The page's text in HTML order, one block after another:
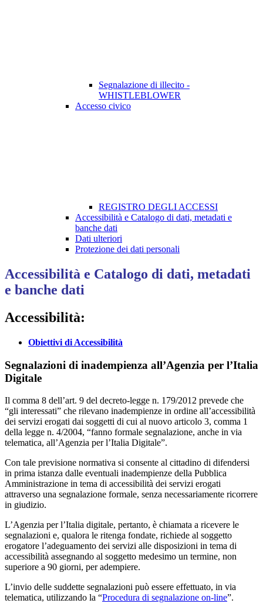
Segnalazione di illecito -
WHISTLEBLOWER
Accesso civico
REGISTRO DEGLI ACCESSI
Accessibilità e Catalogo di dati, metadati e
banche dati
Dati ulteriori
Protezione dei dati personali
Accessibilità e Catalogo di dati, metadati
e banche dati
Accessibilità:
Obiettivi di Accessibilità
Segnalazioni di inadempienza all’Agenzia per l’Italia
Digitale
Il comma 8 dell’art. 9 del decreto-legge n. 179/2012 prevede che
“gli interessati” che rilevano inadempienze in ordine all’accessibilità
dei servizi erogati dai soggetti di cui al nuovo articolo 3, comma 1
della legge n. 4/2004, “fanno formale segnalazione, anche in via
telematica, all’Agenzia per l’Italia Digitale”.
Con tale previsione normativa si consente al cittadino di difendersi
in prima istanza dalle eventuali inadempienze della Pubblica
Amministrazione in tema di accessibilità dei servizi erogati
attraverso una segnalazione formale, senza necessariamente ricorrere
in giudizio.
L’Agenzia per l’Italia digitale, pertanto, è chiamata a ricevere le
segnalazioni e, qualora le ritenga fondate, richiede al soggetto
erogatore l’adeguamento dei servizi alle disposizioni in tema di
accessibilità assegnando al soggetto medesimo un termine, non
superiore a 90 giorni, per adempiere.
L’invio delle suddette segnalazioni può essere effettuato, in via
telematica, utilizzando la “Procedura di segnalazione on-line”.